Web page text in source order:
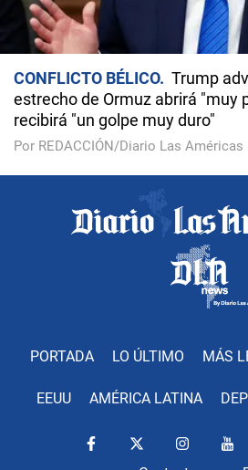
CONFLICTO BÉLICO
Trump
estrecho de Ormuz abrirá "muy
recibirá "un golpe muy duro"
Por REDACCIÓN/Diario Las Américas
PORTADA LO ÚLTIMO MÁS
EEUU AMÉRICA LATINA